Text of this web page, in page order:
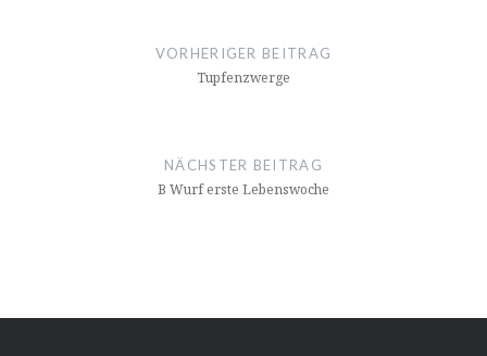
NavigationVORHERIGER BEITRAG
Tupfenzwerge
NÄCHSTER BEITRAG
B Wurf erste Lebenswoche